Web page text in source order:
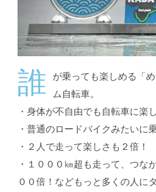
誰
が乗っても楽しめる「
ム自転車。
・身体が不自由でも自転車に楽
・普通のロードバイクみたいに
・２人で走って楽しさも２倍！
・１０００㎞超も走って、つな
００倍！などもっと多くの人に